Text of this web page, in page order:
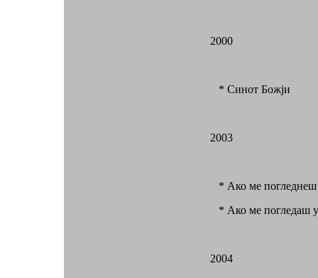
2000
* Синот Божји
2003
* Ако ме погледнеш
* Ако ме погледаш у
2004